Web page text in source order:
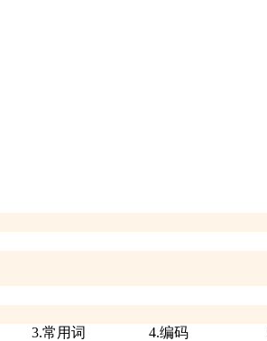
3.常用词 4.编码